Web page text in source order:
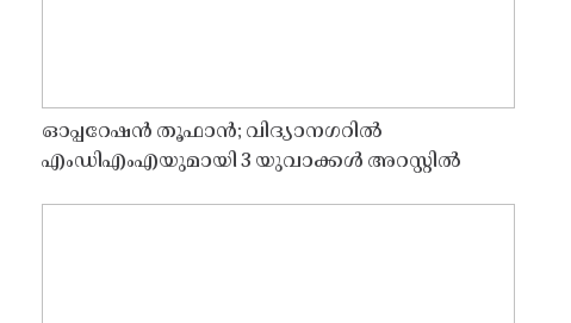
ഓപ്പറേഷൻ തൂഫാൻ; വിദ്യാനഗറിൽ
എംഡിഎംഎയുമായി 3 യുവാക്കൾ അറസ്റ്റിൽ